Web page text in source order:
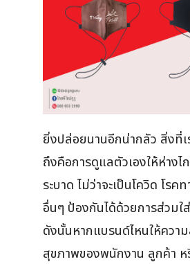
ยิ่งปล่อยนานอีกน่ากลัว สิ่งที่
ถึงคือการดูแลตัวเองให้ห่างไ
ระบาด ไม่ว่าจะเป็นโควิด โรค
อื่นๆ ป้องกันได้ด้วยการส่วมใ
ดังนั้นหากแบรนด์ไหนให้ควา
สุขภาพของพนักงาน ลูกค้า